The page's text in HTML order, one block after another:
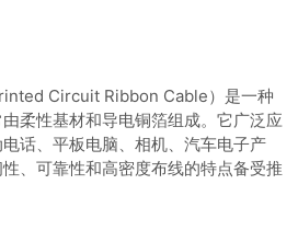
Circuit Ribbon Cable）是一种
柔性基材和导电铜箔组成。它广泛应
话、平板电脑、相机、汽车电子产
、可靠性和高密度布线的特点备受推